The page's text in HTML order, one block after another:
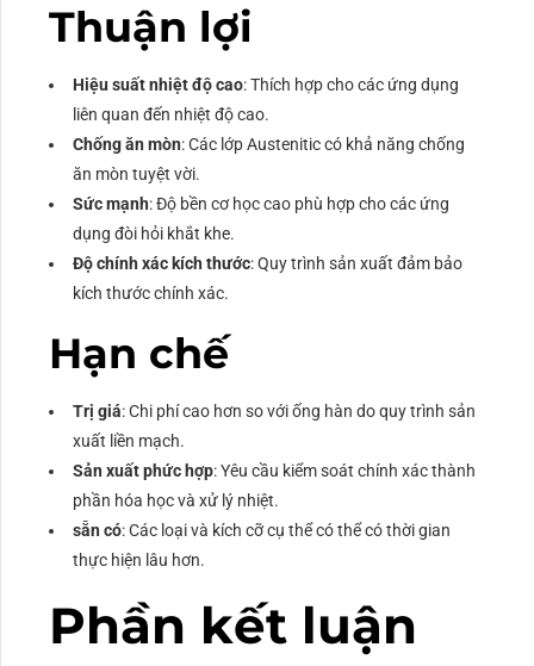
Thuận lợi
Hiệu suất nhiệt độ cao: Thích hợp cho các ứng dụng
liên quan đến nhiệt độ cao.
Chống ăn mòn: Các lớp Austenitic có khả năng chống
ăn mòn tuyệt vời.
Sức mạnh: Độ bền cơ học cao phù hợp cho các ứng
dụng đòi hỏi khắt khe.
Độ chính xác kích thước: Quy trình sản xuất đảm bảo
kích thước chính xác.
Hạn chế
Trị giá: Chi phí cao hơn so với ống hàn do quy trình sản
xuất liền mạch.
Sản xuất phức hợp: Yêu cầu kiểm soát chính xác thành
phần hóa học và xử lý nhiệt.
sẵn có: Các loại và kích cỡ cụ thể có thể có thời gian
thực hiện lâu hơn.
Phần kết luận